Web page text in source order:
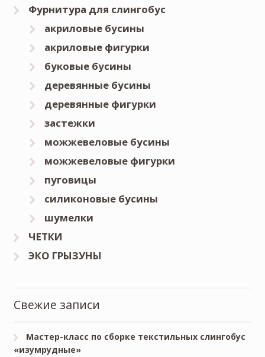
Фурнитура для слингобус
акриловые бусины
акриловые фигурки
буковые бусины
деревянные бусины
деревянные фигурки
застежки
можжевеловые бусины
можжевеловые фигурки
пуговицы
силиконовые бусины
шумелки
ЧЕТКИ
ЭКО ГРЫЗУНЫ
Свежие записи
Мастер-класс по сборке текстильных слингобус
«изумрудные»